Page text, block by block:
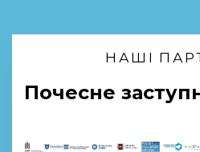
НАШІ
Почесне